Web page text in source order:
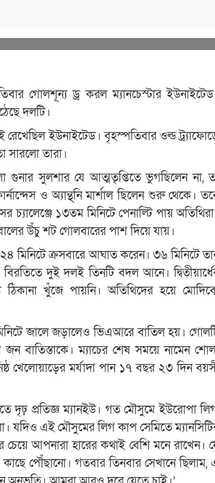
গোলশূন্য ড্র করল ম্যানচেস্টার
দলটি।
ইউনাইটেড। বৃহস্পতিবার ওল্ড
সারলো তারা।
সুলশার যে আত্মতৃপ্তিতে ভুগছিলেন না,
ও অ্যান্থনি মার্শাল ছিলেন শুরু থেকে।
১৩তম মিনিটে পেনাল্টি পায়
উঁচু শট গোলবারের পাশ দিয়ে যায়।
মিনিটে ক্রসবারে আঘাত করেন। ৩৬ মিনিটে
দুই দলই তিনটি বদল আনে।
খুঁজে পায়নি। অতিথিদের হয়ে
জালে জড়ালেও ভিএআরে বাতিল হয়।
বাতিস্তাকে। ম্যাচের শেষ সময়ে নামেন
খেলোয়াড়ের মর্যাদা পান ১৭ বছর ২৩ দিন
দৃঢ় প্রতিজ্ঞ ম্যানইউ। গত মৌসুমে ইউরোপা
যদিও এই মৌসুমের লিগ কাপ সেমিতে
আপনারা হারের কথাই বেশি মনে রাখেন।
পৌঁছানো। গতবার তিনবার সেখানে ছিলাম,